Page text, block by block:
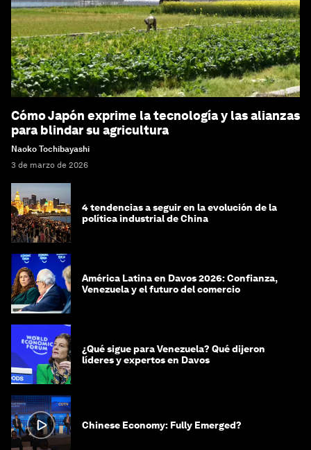
Cómo Japón exprime la tecnología y las alianzas
para blindar su agricultura
Naoko Tochibayashi
3 de marzo de 2026
4 tendencias a seguir en la evolución de la
política industrial de China
América Latina en Davos 2026: Confianza,
Venezuela y el futuro del comercio
¿Qué sigue para Venezuela? Qué dijeron
líderes y expertos en Davos
Chinese Economy: Fully Emerged?